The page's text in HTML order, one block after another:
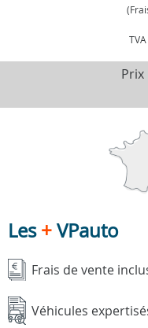
Prix
Les+VPauto
Frais de vente
Véhicules